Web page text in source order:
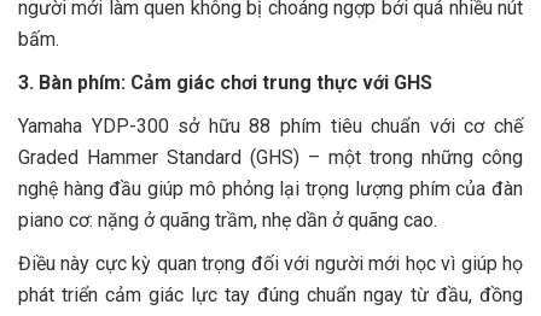
người mới làm quen không bị choáng ngợp bởi quá nhiều nút
bấm.
3. Bàn phím: Cảm giác chơi trung thực với GHS
Yamaha YDP-300 sở hữu 88 phím tiêu chuẩn với cơ chế
Graded Hammer Standard (GHS) – một trong những công
nghệ hàng đầu giúp mô phỏng lại trọng lượng phím của đàn
piano cơ: nặng ở quãng trầm, nhẹ dần ở quãng cao.
Điều này cực kỳ quan trọng đối với người mới học vì giúp họ
phát triển cảm giác lực tay đúng chuẩn ngay từ đầu, đồng